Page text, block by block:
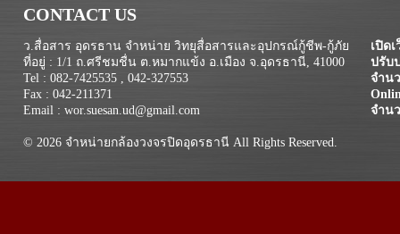
CONTACT US
ว.สื่อสาร อุดรธาน จำหน่าย วิทยุสื่อสารและอุปกรณ์กู้ชีพ-กู้ภัย
ที่อยู่ : 1/1 ถ.ศรีชมชื่น ต.หมากแข้ง อ.เมือง จ.อุดรธานี, 41000
Tel : 082-7425535 , 042-327553
Fax : 042-211371
Email : wor.suesan.ud@gmail.com
© 2026 จำหน่ายกล้องวงจรปิดอุดรธานี All Rights Reserved.
เปิด
ปรับ
จำน
จำน